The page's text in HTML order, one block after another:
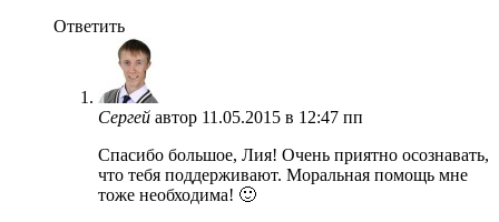
Ответить
Сергей автор 11.05.2015 в 12:47 пп
Спасибо большое, Лия! Очень приятно осознавать,
что тебя поддерживают. Моральная помощь мне
тоже необходима! 🙂